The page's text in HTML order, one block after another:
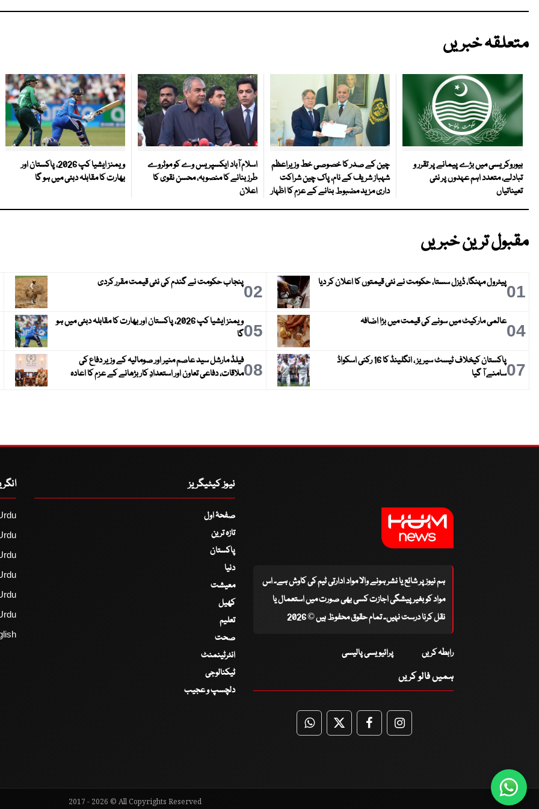
متعلقہ خبریں
بیوروکریسی میں بڑے پیمانے پر تقرر و
تبادلے، متعدد اہم عہدوں پر نئی
تعیناتیاں
چین کے صدر کا خصوصی خط وزیراعظم
شہباز شریف کے نام، پاک چین شراکت
داری مزید مضبوط بنانے کے عزم کا اظہار
اسلام آباد ایکسپریس وے کو موٹروے
طرز بنانے کا منصوبہ، محسن نقوی کا
اعلان
ویمنز ایشیا کپ 2026، پاکستان اور
بھارت کا مقابلہ دبئی میں ہو گا
مقبول ترین خبریں
01پیٹرول مہنگا، ڈیزل سستا، حکومت نے نئی قیمتوں کا اعلان کر دیا 02پنجاب حکومت نے گندم کی نئی قیمت مقرر کردی
04عالمی مارکیٹ میں سونے کی قیمت میں بڑا اضافہ 05
ویمنز ایشیا کپ 2026، پاکستان اور بھارت کا مقابلہ دبئی میں ہو
گا
07
پاکستان کیخلاف ٹیسٹ سیریز ، انگلینڈ کا 16 رکنی اسکواڈ
سامنے آ گیا
08فیلڈ مارشل سید عاصم منیر اور صومالیہ کے وزیر دفاع کی
ملاقات، دفاعی تعاون اور استعدادِ کار بڑھانے کے عزم کا اعادہ
ہم نیوز پر شائع یا نشر ہونے والا مواد ادارتی ٹیم کی کاوش ہے۔ اس
مواد کو بغیر پیشگی اجازت کسی بھی صورت میں استعمال یا
نقل کرنا درست نہیں۔ تمام حقوق محفوظ ہیں © 2026
رابطہ کریں پرائیویسی پالیسی
ہمیں فالو کریں
WhatsApp
TwitterFacebookFacebook
نیوز کیٹیگریز
صفحۂ اول
تازہ ترین
پاکستان
دنیا
معیشت
کھیل
تعلیم
صحت
انٹرٹینمنٹ
ٹیکنالوجی
دلچسپ و عجیب
2017 - 2026 © All Copyrights Reserved